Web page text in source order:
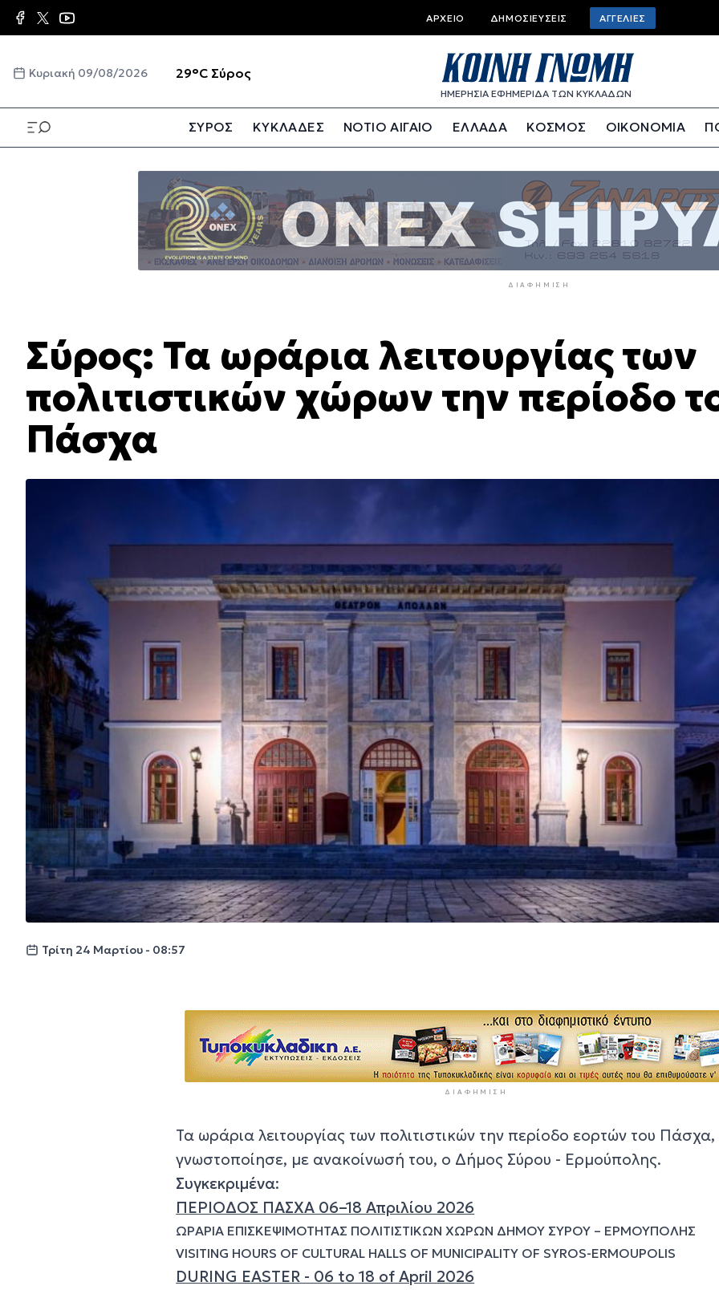
Παράκαμψη
προς
κυρίως
Top
bar
menu
ΑΡΧΕΊΟ ΔΗΜΟΣΙΕΎΣΕΙΣ ΑΓΓΕΛΊΕΣ
Κυριακή 09/08/2026 29°C Σύρος
ΗΜΕΡΗΣΙΑ ΕΦΗΜΕΡΙΔΑ ΤΩΝ ΚΥΚΛΑΔΩΝ
ΣΥΡΟΣ ΚΥΚΛΑΔΕΣ ΝΟΤΙΟ ΑΙΓΑΙΟ ΕΛΛΑΔΑ ΚΟΣΜΟΣ ΟΙΚΟΝΟΜΙΑ
ΔΙΑΦΉΜΙΣΗ
Σύρος: Τα ωράρια λειτουργίας των
πολιτιστικών χώρων την περίοδο
Πάσχα
Τρίτη 24 Μαρτίου - 08:57
ΔΙΑΦΉΜΙΣΗ
Τα ωράρια λειτουργίας των πολιτιστικών την περίοδο εορτών του Πάσχα,
γνωστοποίησε, με ανακοίνωσή του, ο Δήμος Σύρου - Ερμούπολης.
Συγκεκριμένα:
ΠΕΡΙΟΔΟΣ ΠΑΣΧΑ 06–18 Απριλίου 2026
ΩΡΑΡΙΑ ΕΠΙΣΚΕΨΙΜΟΤΗΤΑΣ ΠΟΛΙΤΙΣΤΙΚΩΝ ΧΩΡΩΝ ΔΗΜΟΥ ΣΥΡΟΥ – ΕΡΜΟΥΠΟΛΗΣ
VISITING HOURS OF CULTURAL HALLS OF MUNICIPALITY OF SYROS-ERMOUPOLIS
DURING EASTER - 06 to 18 of April 2026